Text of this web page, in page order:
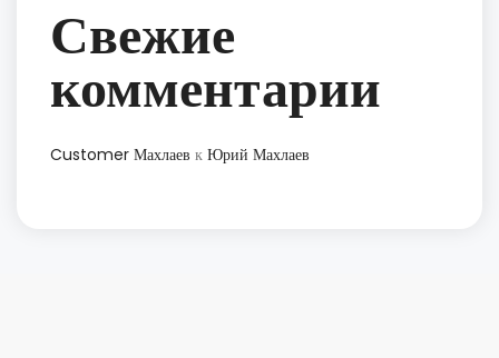
Свежие
комментарии
Customer Махлаев к Юрий Махлаев